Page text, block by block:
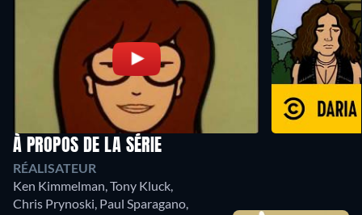
À PROPOS DE LA SÉRIE
RÉALISATEUR
Ken Kimmelman Tony Kluck
Chris Prynoski Paul Sparagano